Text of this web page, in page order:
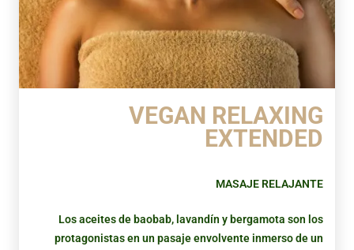
VEGAN RELAXING
EXTENDED
MASAJE RELAJANTE
Los aceites de baobab, lavandín y bergamota son los
protagonistas en un pasaje envolvente inmerso de un